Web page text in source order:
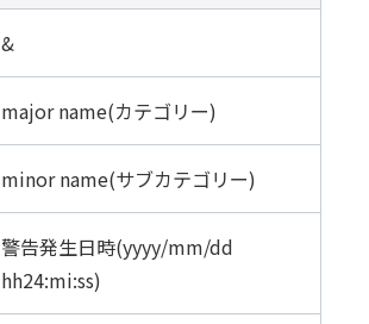
&
major name(カテゴリー)
minor name(サブカテゴリー)
警告発生日時(yyyy/mm/dd
hh24:mi:ss)